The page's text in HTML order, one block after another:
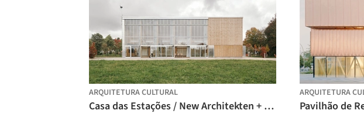
ARQUITETURA CULTURAL
Casa das Estações / New Architekten + Jutta Albus Architektur
ARQUITETURA